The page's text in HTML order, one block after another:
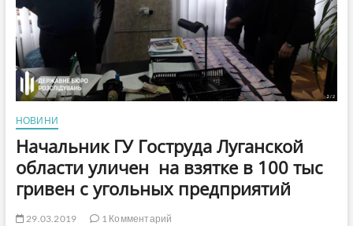
НОВИНИ
Начальник ГУ Гоструда Луганской
области уличен на взятке в 100 тыс
гривен с угольных предприятий
29.03.2019
1 Комментарий